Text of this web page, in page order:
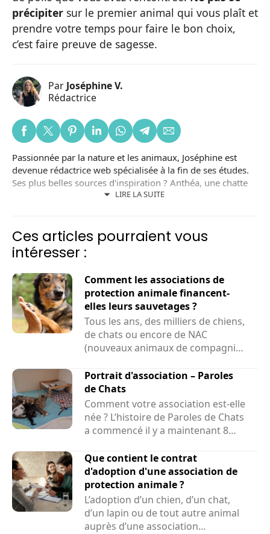
précipiter sur le premier animal qui vous plaît et
prendre votre temps pour faire le bon choix,
c’est faire preuve de sagesse.
Par Joséphine V.
Rédactrice
LIRE LA SUITE
Passionnée par la nature et les animaux, Joséphine est
devenue rédactrice web spécialisée à la fin de ses études.
Ses plus belles sources d'inspiration ? Anthéa, une chatte
noire adoptée dans un refuge local ; et Lizzy, une chienne
Ces articles pourraient vous
intéresser :
Comment les associations de
protection animale financent-
elles leurs sauvetages ?
Tous les ans, des milliers de chiens,
de chats ou encore de NAC
(nouveaux animaux de compagnie)
Portrait d'association – Paroles
de Chats
Comment votre association est-elle
née ? L’histoire de Paroles de Chats
a commencé il y a maintenant 8
Que contient le contrat
d'adoption d'une association de
protection animale ?
L’adoption d’un chien, d’un chat,
d’un lapin ou de tout autre animal
auprès d’une association...